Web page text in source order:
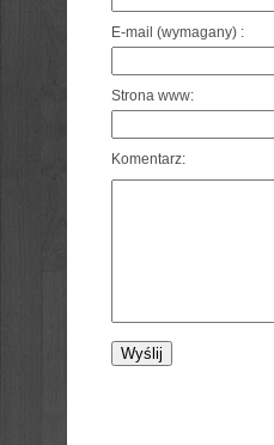
E-mail (wymagany) :
Strona www:
Komentarz: